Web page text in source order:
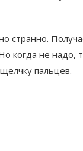
странно.
когда не надо,
пальцев.